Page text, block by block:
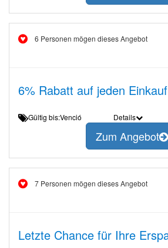
6 Personen mögen dieses Angebot
6% Rabatt auf jeden Einkauf
Gültig bis:Venció Details
Zum Angebot
7 Personen mögen dieses Angebot
Letzte Chance für Ihre